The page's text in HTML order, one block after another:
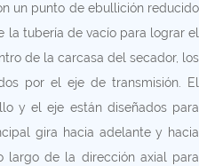
un punto de ebullición reducido
la tubería de vacío para lograr el
de la carcasa del secador, los
​​por el eje de transmisión. El
y el eje están diseñados para
gira hacia adelante y hacia
largo de la dirección axial para